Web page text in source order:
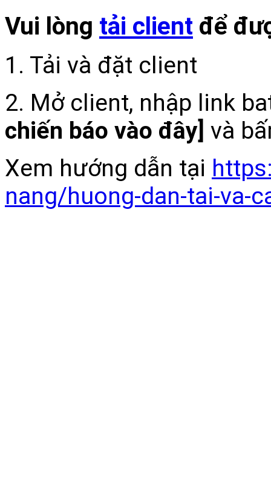
Vui lòng tải client để
1. Tải và đặt client
2. Mở client, nhập link
chiến báo vào đây] và
Xem hướng dẫn tại
nang/huong-dan-tai-va-